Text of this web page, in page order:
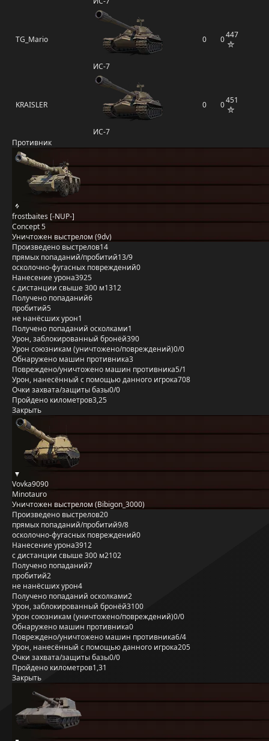
TG_Mario
ИС-7
0 0447
KRAISLER
ИС-7
0 0451
Противник
frostbaites [-NUP-]
Concept 5
Уничтожен выстрелом (9dv)
Произведено выстрелов14
прямых попаданий/пробитий13/9
осколочно-фугасных повреждений0
Нанесение урона3925
с дистанции свыше 300 м1312
Получено попаданий6
пробитий5
не нанёсших урон1
Получено попаданий осколками1
Урон, заблокированный бронёй390
Урон союзникам (уничтожено/повреждений)0/0
Обнаружено машин противника3
Повреждено/уничтожено машин противника5/1
Урон, нанесённый с помощью данного игрока708
Очки захвата/защиты базы0/0
Пройдено километров3,25
Закрыть
Vovka9090
Minotauro
Уничтожен выстрелом (Bibigon_3000)
Произведено выстрелов20
прямых попаданий/пробитий9/8
осколочно-фугасных повреждений0
Нанесение урона3912
с дистанции свыше 300 м2102
Получено попаданий7
пробитий2
не нанёсших урон4
Получено попаданий осколками2
Урон, заблокированный бронёй3100
Урон союзникам (уничтожено/повреждений)0/0
Обнаружено машин противника0
Повреждено/уничтожено машин противника6/4
Урон, нанесённый с помощью данного игрока205
Очки захвата/защиты базы0/0
Пройдено километров1,31
Закрыть